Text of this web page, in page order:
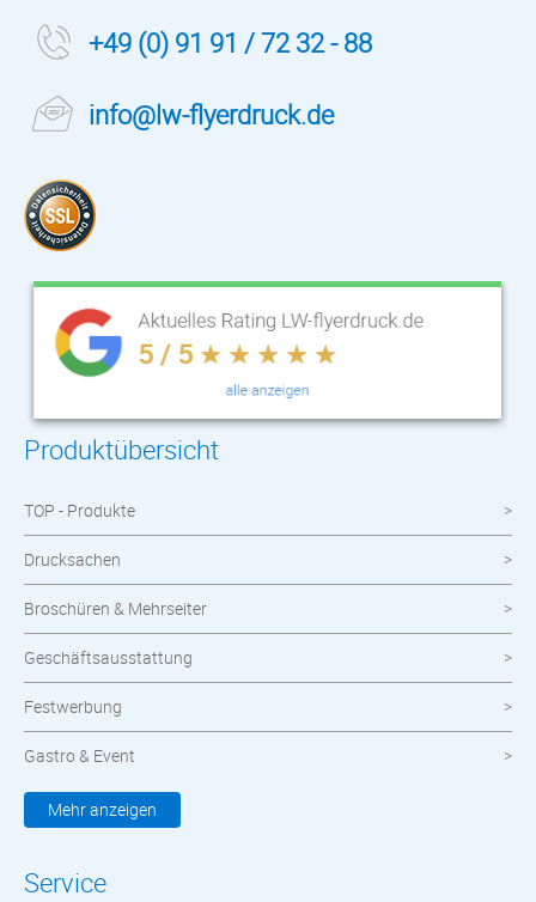
+49 (0) 91 91 / 72 32 - 88
info@lw-flyerdruck.de
Produktübersicht
TOP - Produkte
Drucksachen
Broschüren & Mehrseiter
Geschäftsausstattung
Festwerbung
Gastro & Event
Kleidung & Textilien
Mehr anzeigen
Service